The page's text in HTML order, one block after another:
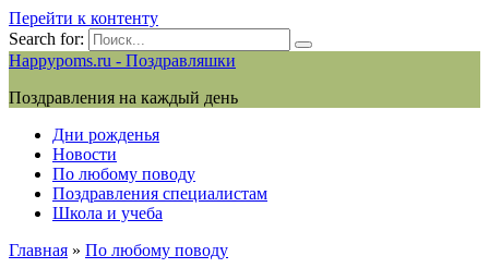
Перейти к контенту
Search for:
Happypoms.ru - Поздравляшки
Поздравления на каждый день
Дни рожденья
Новости
По любому поводу
Поздравления специалистам
Школа и учеба
Главная » По любому поводу